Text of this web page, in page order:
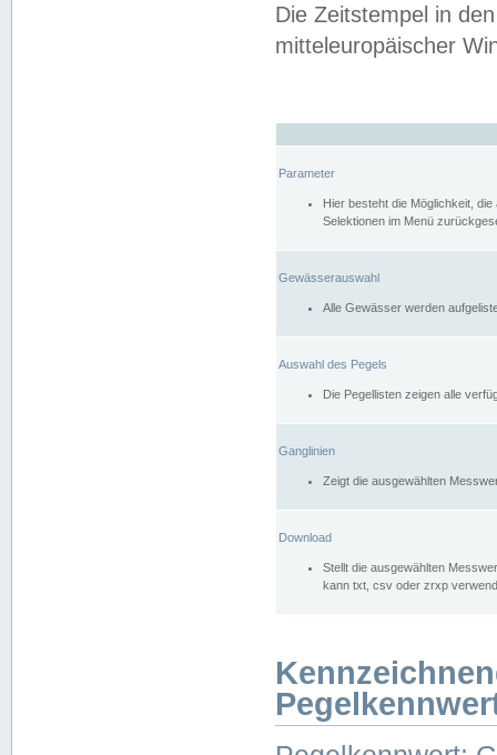
Die Zeitstempel in
mitteleuropäischer
Parameter
Hier besteht die Möglichkeit,
Selektionen im Menü
Gewässerauswahl
Alle Gewässer werden
Auswahl des Pegels
Die Pegellisten zeigen alle
Ganglinien
Zeigt die ausgewählten
Download
Stellt die ausgewählten
kann txt, csv oder zrxp